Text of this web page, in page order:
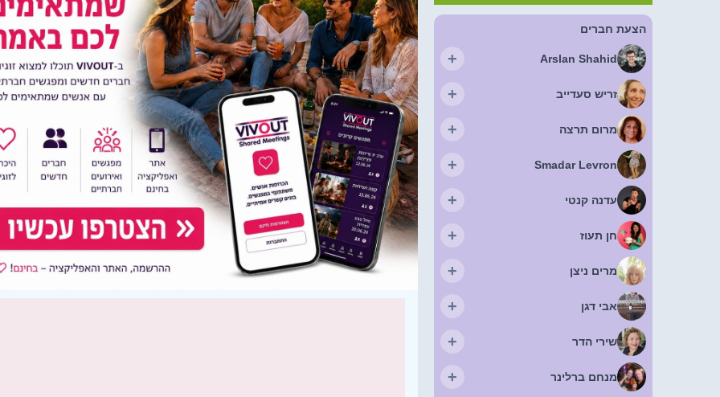
הצעת חברים
Arslan Shahid
+
זריש סעדייב +
מרום תרצה +
Smadar Levron
+
עדנה קנטי +
חן תעוז +
מרים ניצן +
אבי דגן +
שירי הדר +
מנחם ברלינר +